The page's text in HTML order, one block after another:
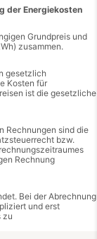
der Energiekosten
Grundpreis und
zusammen.
gesetzlich
Kosten für
ist die gesetzliche
Rechnungen sind die
bzw.
Rechnung
Bei der Abrechnung
und erst
zu